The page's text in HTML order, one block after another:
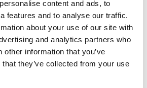
content and ads, to
features and to analyse our traffic.
about your use of our site with
and analytics partners who
other information that you’ve
they’ve collected from your use
wordt geregeld door drie
op plekken waar dit het
toegestaan in geval van acuut
voor overlast